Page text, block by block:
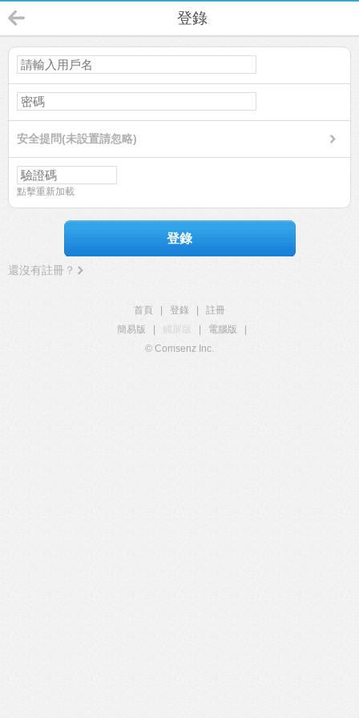
登錄
安全提問(未設置請忽略)
點擊重新加載
登錄
還沒有註冊？
首頁 登錄
註冊
簡易版
觸屏版 電腦版
© Comsenz Inc.